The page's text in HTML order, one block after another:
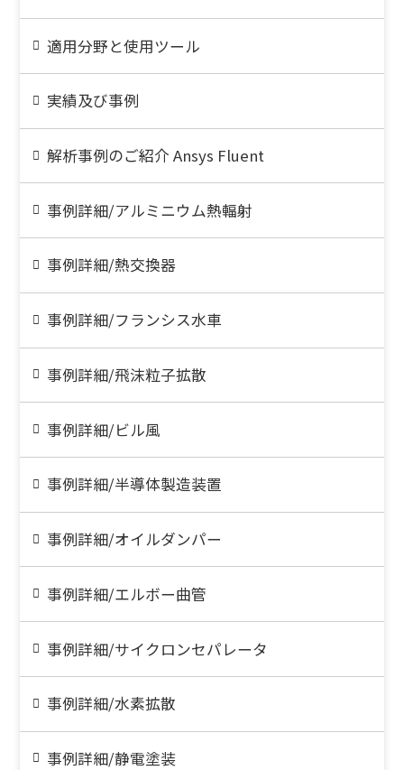
適用分野と使用ツール
実績及び事例
解析事例のご紹介 Ansys Fluent
事例詳細/アルミニウム熱輻射
事例詳細/熱交換器
事例詳細/フランシス水車
事例詳細/飛沫粒子拡散
事例詳細/ビル風
事例詳細/半導体製造装置
事例詳細/オイルダンパー
事例詳細/エルボー曲管
事例詳細/サイクロンセパレータ
事例詳細/水素拡散
事例詳細/静電塗装